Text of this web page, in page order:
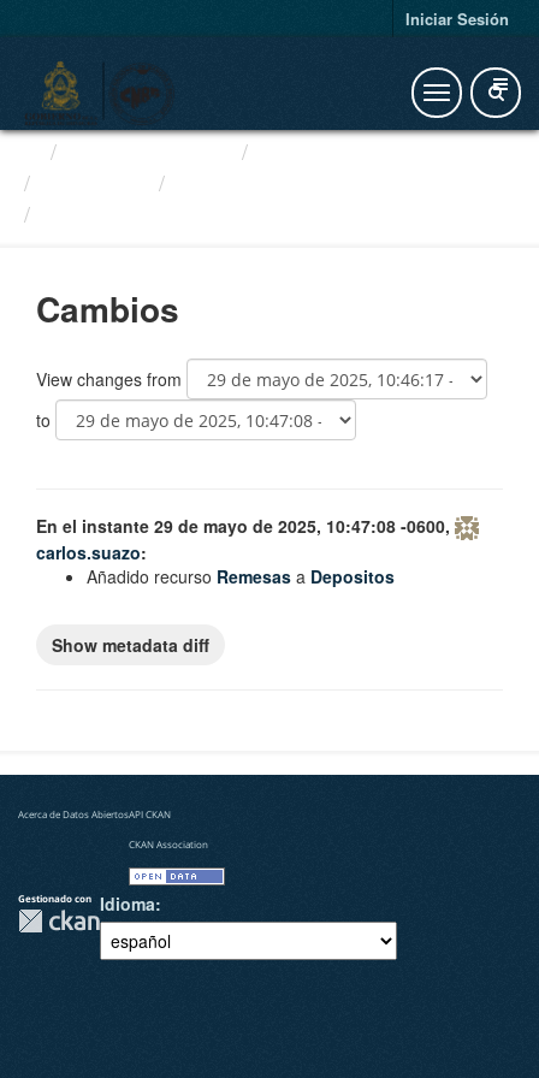
Iniciar Sesión
Cambios
View changes from
to
En el instante 29 de mayo de 2025, 10:47:08 -0600,
carlos.suazo:
Añadido recurso Remesas a Depositos
Acerca de Datos AbiertosAPI CKAN
CKAN Association
Gestionado con Idioma